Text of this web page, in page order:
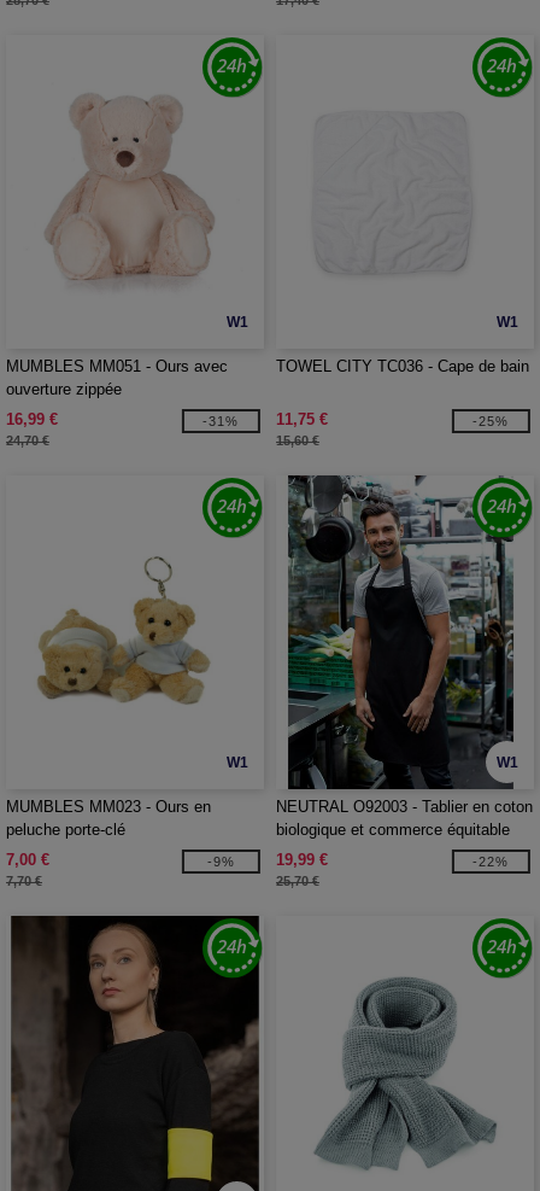
W1
MUMBLES MM051 - Ours avec
ouverture zippée
16,99 €
24,70 €
-31%
W1
TOWEL CITY TC036 - Cape de bain
11,75 €
15,60 €
-25%
W1
MUMBLES MM023 - Ours en
peluche porte-clé
7,00 €
7,70 €
-9%
W1
NEUTRAL O92003 - Tablier en coton
biologique et commerce équitable
19,99 €
25,70 €
-22%